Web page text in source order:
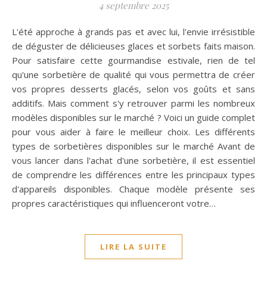
4 septembre 2025
L'été approche à grands pas et avec lui, l'envie irrésistible
de déguster de délicieuses glaces et sorbets faits maison.
Pour satisfaire cette gourmandise estivale, rien de tel
qu'une sorbetière de qualité qui vous permettra de créer
vos propres desserts glacés, selon vos goûts et sans
additifs. Mais comment s'y retrouver parmi les nombreux
modèles disponibles sur le marché ? Voici un guide complet
pour vous aider à faire le meilleur choix. Les différents
types de sorbetières disponibles sur le marché Avant de
vous lancer dans l'achat d'une sorbetière, il est essentiel
de comprendre les différences entre les principaux types
d'appareils disponibles. Chaque modèle présente ses
propres caractéristiques qui influenceront votre…
LIRE LA SUITE